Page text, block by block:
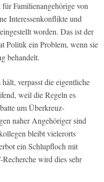
Familienangehörige von
Interessenkonflikte und
worden. Das ist der
Politik ein Problem, wenn sie
behandelt.
verpasst die eigentliche
weil die Regeln es
um Überkreuz-
naher Angehöriger sind
bleibt vielerorts
ein Schlupfloch mit
wird dies sehr